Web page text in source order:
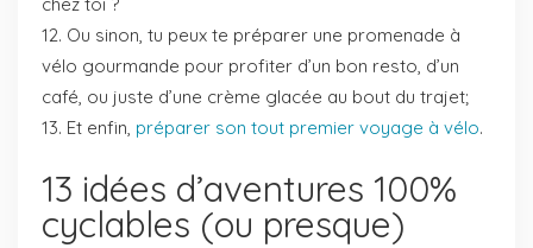
Ou sinon, tu peux te préparer une promenade à
vélo gourmande pour profiter d’un bon resto, d’un
café, ou juste d’une crème glacée au bout du trajet;
Et enfin, préparer son tout premier voyage à vélo.
13 idées d’aventures 100%
cyclables (ou presque)